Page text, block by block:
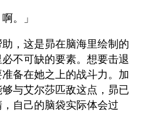
。」
，这是昴在脑海里绘制的
不可缺的要素。想要击退
备在她之上的战斗力。加
与艾尔莎匹敌这点，昴已
自己的脑袋实际体会过